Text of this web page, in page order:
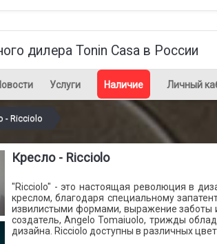
дилера Tonin Casa в России
Услуги Наличие Личный
- Ricciolo
Кресло - Ricciolo
"Ricciolo" - это настоящая революция в
креслом, благодаря специальному
извилистыми формами, выражение заботы
создатель, Angelo Tomaiuolo, трижды
дизайна. Ricciolo доступны в различных